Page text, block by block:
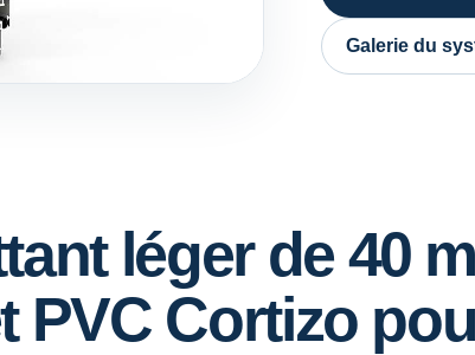
Galerie du
léger de 40
PVC Cortizo